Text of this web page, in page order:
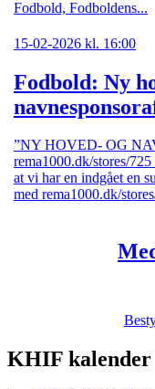
Fodbold, Fodboldens...
15-02-2026 kl. 16:00
Fodbold: Ny
”NY HOVED- OG
rema1000.dk/stores/
at vi har en indgået en
med rema1000.dk/
KHIF kalender